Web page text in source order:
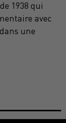
1938 qui
avec
une